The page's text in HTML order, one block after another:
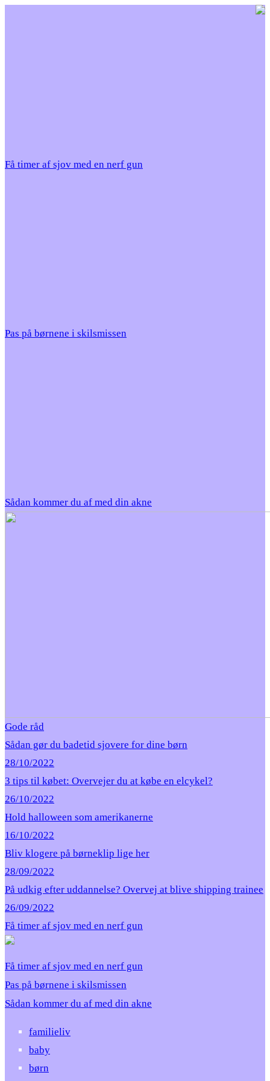
Få timer af sjov med en nerf gun
Pas på børnene i skilsmissen
Sådan kommer du af med din akne
Gode råd
Sådan gør du badetid sjovere for dine børn
28/10/2022
3 tips til købet: Overvejer du at købe en elcykel?
26/10/2022
Hold halloween som amerikanerne
16/10/2022
Bliv klogere på børneklip lige her
28/09/2022
På udkig efter uddannelse? Overvej at blive shipping trainee
26/09/2022
Få timer af sjov med en nerf gun
Få timer af sjov med en nerf gun
Pas på børnene i skilsmissen
Sådan kommer du af med din akne
familieliv
baby
børn